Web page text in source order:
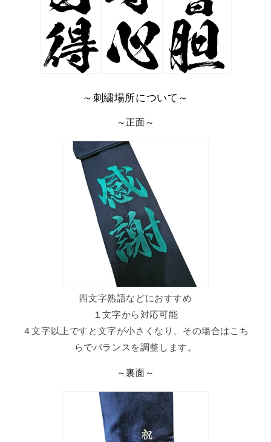
～刺繍場所について～
～正面～
四文字熟語などにおすすめ
１文字から対応可能
４文字以上ですと文字が小さくなり、その場合はこち
らでバランスを調整します。
～裏面～